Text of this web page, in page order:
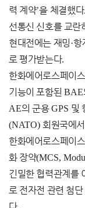
력 계약’을 체결했
선통신 신호를 교란
현대전에는 재밍·항
로 평가받는다.
한화에어로스페이
기능이 포함된 BAE
AE의 군용GPS 및
(NATO) 회원국에
한화에어로스페이
화 장약(MCS,
긴밀한 협력관계를
로 전자전 관련 첨